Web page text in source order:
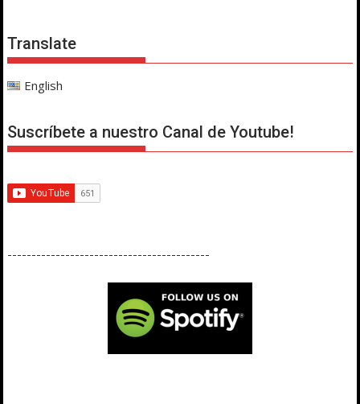
Translate
English
Suscríbete a nuestro Canal de Youtube!
------------------------------------------